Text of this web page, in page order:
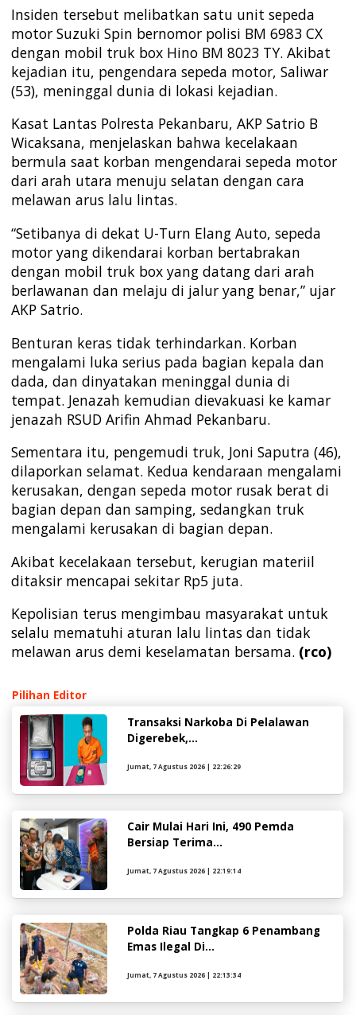
Insiden tersebut melibatkan satu unit sepeda
motor Suzuki Spin bernomor polisi BM 6983 CX
dengan mobil truk box Hino BM 8023 TY. Akibat
kejadian itu, pengendara sepeda motor, Saliwar
(53), meninggal dunia di lokasi kejadian.
Kasat Lantas Polresta Pekanbaru, AKP Satrio B
Wicaksana, menjelaskan bahwa kecelakaan
bermula saat korban mengendarai sepeda motor
dari arah utara menuju selatan dengan cara
melawan arus lalu lintas.
“Setibanya di dekat U-Turn Elang Auto, sepeda
motor yang dikendarai korban bertabrakan
dengan mobil truk box yang datang dari arah
berlawanan dan melaju di jalur yang benar,” ujar
AKP Satrio.
Benturan keras tidak terhindarkan. Korban
mengalami luka serius pada bagian kepala dan
dada, dan dinyatakan meninggal dunia di
tempat. Jenazah kemudian dievakuasi ke kamar
jenazah RSUD Arifin Ahmad Pekanbaru.
Sementara itu, pengemudi truk, Joni Saputra (46),
dilaporkan selamat. Kedua kendaraan mengalami
kerusakan, dengan sepeda motor rusak berat di
bagian depan dan samping, sedangkan truk
mengalami kerusakan di bagian depan.
Akibat kecelakaan tersebut, kerugian materiil
ditaksir mencapai sekitar Rp5 juta.
Kepolisian terus mengimbau masyarakat untuk
selalu mematuhi aturan lalu lintas dan tidak
melawan arus demi keselamatan bersama. (rco)
Pilihan Editor
Transaksi Narkoba Di Pelalawan
Digerebek,...
Jumat, 7 Agustus 2026 | 22:26:29
Cair Mulai Hari Ini, 490 Pemda
Bersiap Terima...
Jumat, 7 Agustus 2026 | 22:19:14
Polda Riau Tangkap 6 Penambang
Emas Ilegal Di...
Jumat, 7 Agustus 2026 | 22:13:34